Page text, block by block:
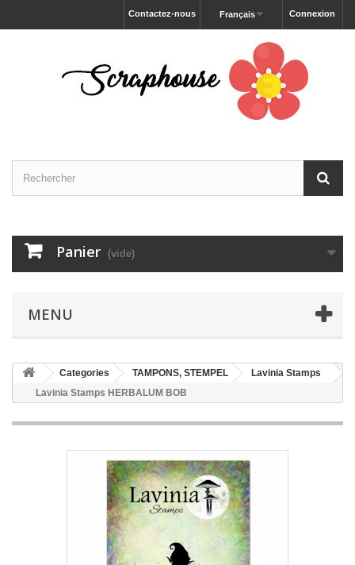
Connexion
Français
Contactez-nous
Panier (vide)
MENU
Categories TAMPONS, STEMPEL
Lavinia Stamps
Lavinia Stamps HERBALUM BOB